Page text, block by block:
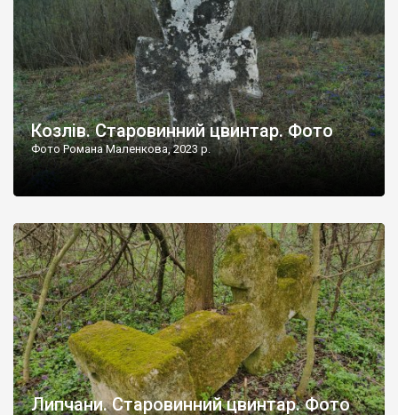
Козлів. Старовинний цвинтар. Фото
Фото Романа Маленкова, 2023 р.
Липчани. Старовинний цвинтар. Фото